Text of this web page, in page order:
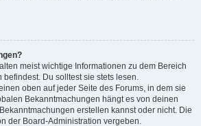
meist wichtige Informationen zu dem Bereich
Du solltest sie stets lesen.
oben auf jeder Seite des Forums, in dem sie
Bekanntmachungen hängt es von deinen
erstellen kannst oder nicht. Die
der Board-Administration vergeben.